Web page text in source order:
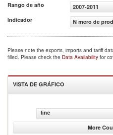
Rango de año
2007-2011
Indicador
N mero de
Please note the exports, imports and tariff
filled. Please check the Data Availability for
VISTA DE GRÁFICO
line
More